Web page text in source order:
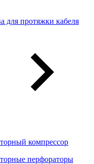
для протяжки кабеля
компрессор
перфораторы